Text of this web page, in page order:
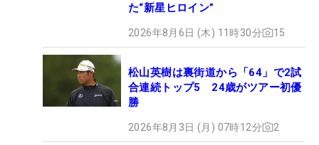
た“新星ヒロイン”
2026年8月6日 (木) 11時30分 15
松山英樹は裏街道から「64」で2試
合連続トップ5 24歳がツアー初優
勝
2026年8月3日 (月) 07時12分 2